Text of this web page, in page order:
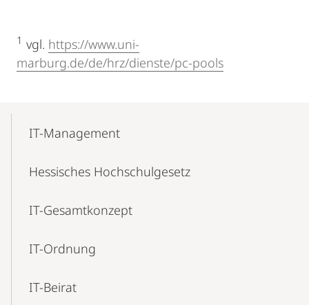
1 vgl. https://www.uni-
marburg.de/de/hrz/dienste/pc-pools
NavigationIT-Management
Hessisches Hochschulgesetz
IT-Gesamtkonzept
IT-Ordnung
IT-Beirat